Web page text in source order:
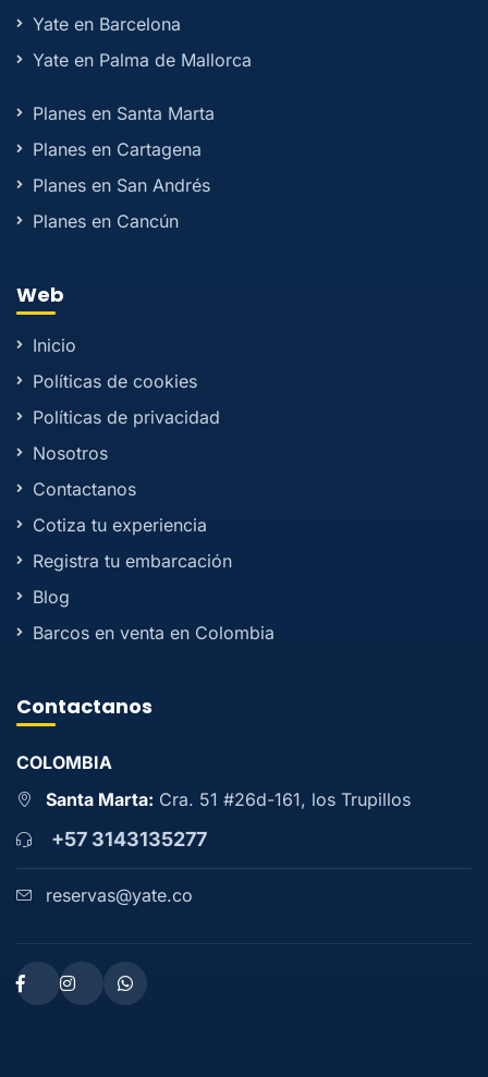
Yate en Barcelona
Yate en Palma de Mallorca
Planes en Santa Marta
Planes en Cartagena
Planes en San Andrés
Planes en Cancún
Web
Inicio
Políticas de cookies
Políticas de privacidad
Nosotros
Contactanos
Cotiza tu experiencia
Registra tu embarcación
Blog
Barcos en venta en Colombia
Contactanos
COLOMBIA
Santa Marta: Cra. 51 #26d-161, los Trupillos
+57 3143135277
reservas@yate.co